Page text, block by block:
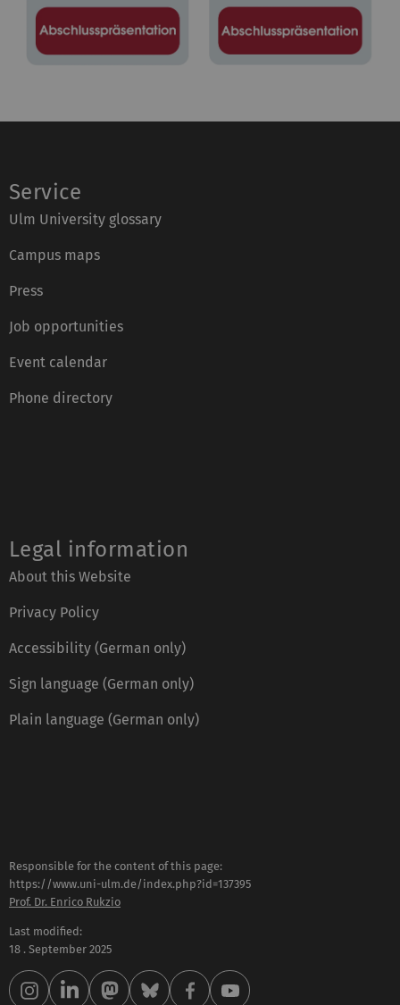
Service
Ulm University glossary
Campus maps
Press
Job opportunities
Event calendar
Phone directory
Legal information
About this Website
Privacy Policy
Accessibility (German only)
Sign language (German only)
Plain language (German only)
Responsible for the content of this page:
https://www.uni-ulm.de/index.php?id=137395
Prof. Dr. Enrico Rukzio
Last modified:
18 . September 2025